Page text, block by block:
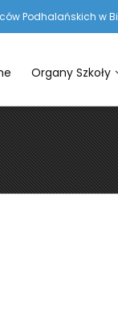
Podhalańskich w
Organy Szkoły